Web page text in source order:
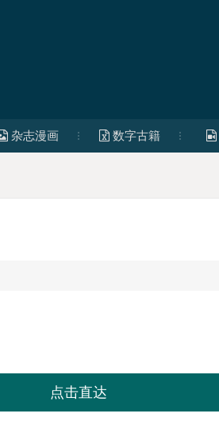
杂志漫画 数字古籍
点击直达